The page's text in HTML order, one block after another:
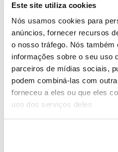
Este site utiliza cookies
Nós usamos cookies para
anúncios, fornecer recursos
o nosso tráfego. Nós também
informações sobre o seu uso
parceiros de mídias sociais,
podem combiná-las com
forneceu a eles ou que eles
uso dos serviços deles
SAIBA MAIS